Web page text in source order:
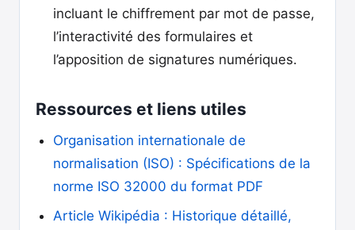
incluant le chiffrement par mot de passe,
l’interactivité des formulaires et
l’apposition de signatures numériques.
Ressources et liens utiles
Organisation internationale de
normalisation (ISO) : Spécifications de la
norme ISO 32000 du format PDF
Article Wikipédia : Historique détaillé,